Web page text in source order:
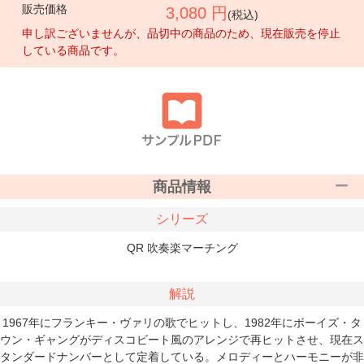
販売価格
3,080 円 (税込)
申し訳ございませんが、品切中の商品のため、現在販売を停止
している商品です。
商品情報
シリーズ
QR 吹奏楽マーチング
解説
1967年にフランキー・ヴァリの歌でヒットし、1982年にボーイズ・タ
ウン・ギャングがディスコビート風のアレンジで再ヒットさせ、現在ス
タンダードナンバーとして定着している。メロディーとハーモニーが非